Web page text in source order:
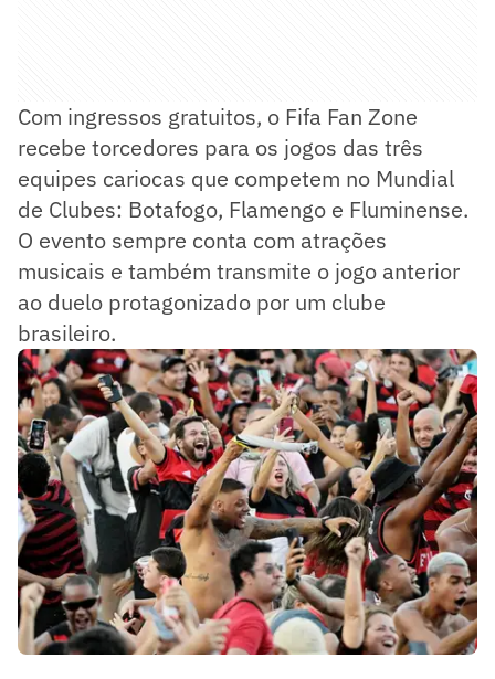
Com ingressos gratuitos, o Fifa Fan Zone
recebe torcedores para os jogos das três
equipes cariocas que competem no Mundial
de Clubes: Botafogo, Flamengo e Fluminense.
O evento sempre conta com atrações
musicais e também transmite o jogo anterior
ao duelo protagonizado por um clube
brasileiro.